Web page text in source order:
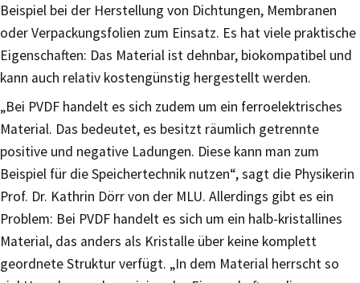
Beispiel bei der Herstellung von Dichtungen, Membranen
oder Verpackungsfolien zum Einsatz. Es hat viele praktische
Eigenschaften: Das Material ist dehnbar, biokompatibel und
kann auch relativ kostengünstig hergestellt werden.
„Bei PVDF handelt es sich zudem um ein ferroelektrisches
Material. Das bedeutet, es besitzt räumlich getrennte
positive und negative Ladungen. Diese kann man zum
Beispiel für die Speichertechnik nutzen“, sagt die Physikerin
Prof. Dr. Kathrin Dörr von der MLU. Allerdings gibt es ein
Problem: Bei PVDF handelt es sich um ein halb-kristallines
Material, das anders als Kristalle über keine komplett
geordnete Struktur verfügt. „In dem Material herrscht so